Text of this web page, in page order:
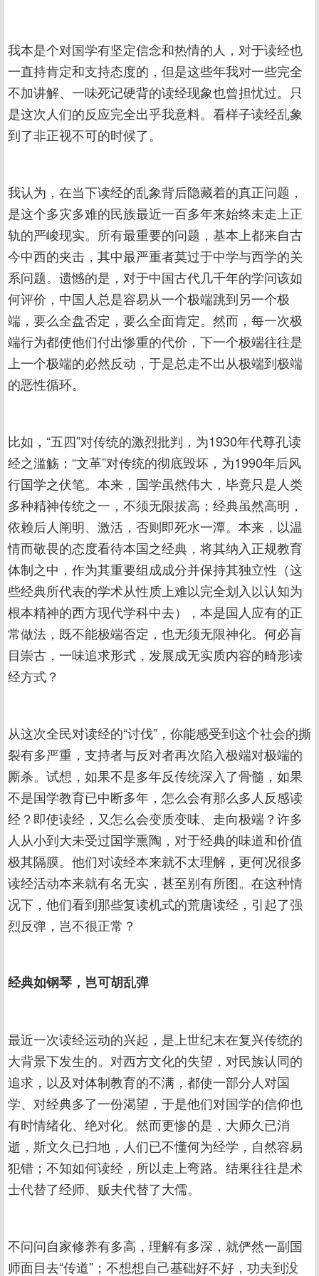
我本是个对国学有坚定信念和热情的人，对于读经也
一直持肯定和支持态度的，但是这些年我对一些完全
不加讲解、一味死记硬背的读经现象也曾担忧过。只
是这次人们的反应完全出乎我意料。看样子读经乱象
到了非正视不可的时候了。
我认为，在当下读经的乱象背后隐藏着的真正问题，
是这个多灾多难的民族最近一百多年来始终未走上正
轨的严峻现实。所有最重要的问题，基本上都来自古
今中西的夹击，其中最严重者莫过于中学与西学的关
系问题。遗憾的是，对于中国古代几千年的学问该如
何评价，中国人总是容易从一个极端跳到另一个极
端，要么全盘否定，要么全面肯定。然而，每一次极
端行为都使他们付出惨重的代价，下一个极端往往是
上一个极端的必然反动，于是总走不出从极端到极端
的恶性循环。
比如，“五四”对传统的激烈批判，为1930年代尊孔读
经之滥觞；“文革”对传统的彻底毁坏，为1990年后风
行国学之伏笔。本来，国学虽然伟大，毕竟只是人类
多种精神传统之一，不须无限拔高；经典虽然高明，
依赖后人阐明、激活，否则即死水一潭。本来，以温
情而敬畏的态度看待本国之经典，将其纳入正规教育
体制之中，作为其重要组成成分并保持其独立性（这
些经典所代表的学术从性质上难以完全划入以认知为
根本精神的西方现代学科中去），本是国人应有的正
常做法，既不能极端否定，也无须无限神化。何必盲
目崇古，一味追求形式，发展成无实质内容的畸形读
经方式？
从这次全民对读经的“讨伐”，你能感受到这个社会的撕
裂有多严重，支持者与反对者再次陷入极端对极端的
厮杀。试想，如果不是多年反传统深入了骨髓，如果
不是国学教育已中断多年，怎么会有那么多人反感读
经？即使读经，又怎么会变质变味、走向极端？许多
人从小到大未受过国学熏陶，对于经典的味道和价值
极其隔膜。他们对读经本来就不太理解，更何况很多
读经活动本来就有名无实，甚至别有所图。在这种情
况下，他们看到那些复读机式的荒唐读经，引起了强
烈反弹，岂不很正常？
经典如钢琴，岂可胡乱弹
最近一次读经运动的兴起，是上世纪末在复兴传统的
大背景下发生的。对西方文化的失望，对民族认同的
追求，以及对体制教育的不满，都使一部分人对国
学、对经典多了一份渴望，于是他们对国学的信仰也
有时情绪化、绝对化。然而更惨的是，大师久已消
逝，斯文久已扫地，人们已不懂何为经学，自然容易
犯错；不知如何读经，所以走上弯路。结果往往是术
士代替了经师、贩夫代替了大儒。
不问问自家修养有多高，理解有多深，就俨然一副国
师面目去“传道”；不想想自己基础好不好，功夫到没